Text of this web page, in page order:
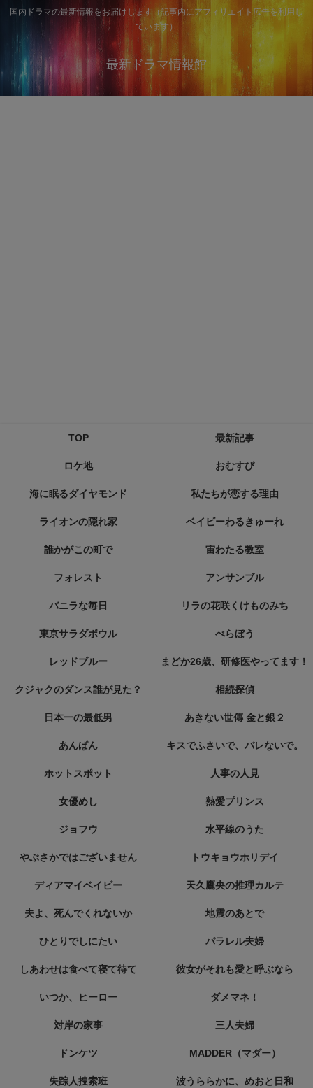
国内ドラマの最新情報をお届けします（記事内にアフィリエイト広告を利用し
ています）
最新ドラマ情報館
TOP 最新記事
ロケ地 おむすび
海に眠るダイヤモンド 私たちが恋する理由
ライオンの隠れ家 ベイビーわるきゅーれ
誰かがこの町で 宙わたる教室
フォレスト アンサンブル
バニラな毎日 リラの花咲くけものみち
東京サラダボウル べらぼう
レッドブルー まどか26歳、研修医やってます！
クジャクのダンス誰が見た？ 相続探偵
日本一の最低男 あきない世傳 金と銀２
あんぱん キスでふさいで、バレないで。
ホットスポット 人事の人見
女優めし 熱愛プリンス
ジョフウ 水平線のうた
やぶさかではございません トウキョウホリデイ
ディアマイベイビー 天久鷹央の推理カルテ
夫よ、死んでくれないか 地震のあとで
ひとりでしにたい パラレル夫婦
しあわせは食べて寝て待て 彼女がそれも愛と呼ぶなら
いつか、ヒーロー ダメマネ！
対岸の家事 三人夫婦
ドンケツ MADDER（マダー）
失踪人捜索班 波うららかに、めおと日和